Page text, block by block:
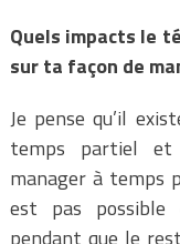
Quels impacts le
sur ta façon de
Je pense qu’il
temps partiel et
manager à temps
est pas possible
pendant que le